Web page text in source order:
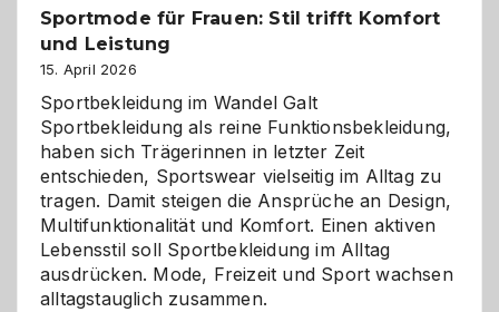
gegen
Chaos
Sportmode für Frauen: Stil trifft Komfort
und Leistung
15. April 2026
Sportbekleidung im Wandel Galt
Sportbekleidung als reine Funktionsbekleidung,
haben sich Trägerinnen in letzter Zeit
entschieden, Sportswear vielseitig im Alltag zu
tragen. Damit steigen die Ansprüche an Design,
Multifunktionalität und Komfort. Einen aktiven
Lebensstil soll Sportbekleidung im Alltag
ausdrücken. Mode, Freizeit und Sport wachsen
alltagstauglich zusammen.